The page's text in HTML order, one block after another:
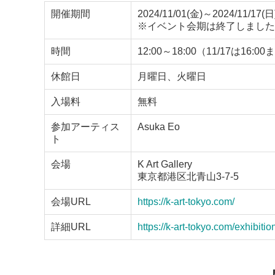
開催期間
2024/11/01(金)～2024/11/17(
※イベント会期は終了しました
時間 12:00～18:00（11/17は16:00ま
休館日 月曜日、火曜日
入場料 無料
参加アーティス
ト
Asuka Eo
会場
K Art Gallery
東京都港区北青山3-7-5
会場URL https://k-art-tokyo.com/
詳細URL https://k-art-tokyo.com/